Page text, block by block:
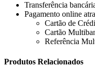
Transferência
Pagamento online
Cartão de
Cartão
Referência
Produtos Relacionados